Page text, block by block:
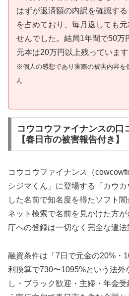
はずが返済額の内訳を確認す
を占めており、毎月返しても
せんでした。結局1年間で50万
元本は20万円以上残っています
※個人の感想であり実際の被害内容を
ん
コウコウファイナンスの口
【春日市の被害報告付き】
コウコウファイナンス（
シジマくん」に登場する「カウ
した名前で知名度を得たソフト
ネット検索で名前を見かけた方
庁への登録は一切なく完全な違法
融資条件は「7日で元金の20%・
利換算で730〜1095%という法外
し・ブラック歓迎・主婦・年金